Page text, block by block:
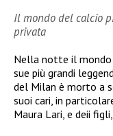
Il mondo del calcio
privata
Nella notte il mondo
sue più grandi
del Milan è morto a
suoi cari, in
Maura Lari, e deii